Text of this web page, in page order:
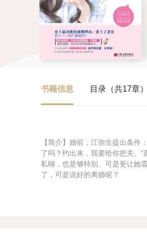
书籍信息 目录（共17章）
【简介】婚前，江弥生提出条
了吗？约出来，我要给你把关。
私聊，也是够特别。可是更让她
了，可是说好的离婚呢？